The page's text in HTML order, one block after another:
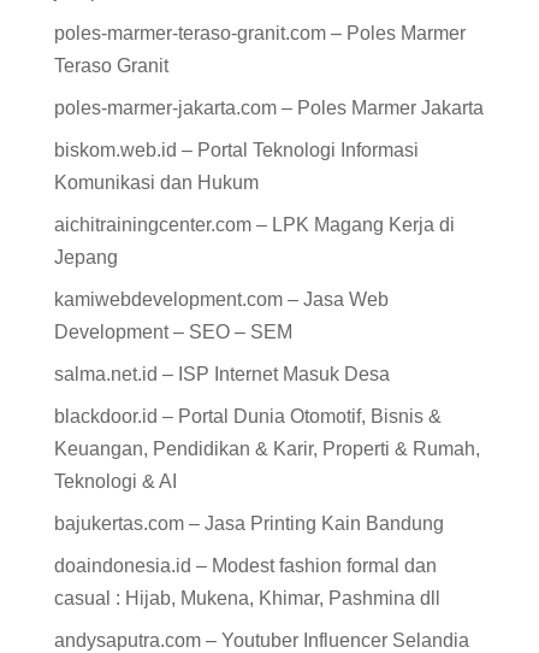
poles-marmer-teraso-granit.com – Poles Marmer
Teraso Granit
poles-marmer-jakarta.com – Poles Marmer Jakarta
biskom.web.id – Portal Teknologi Informasi
Komunikasi dan Hukum
aichitrainingcenter.com – LPK Magang Kerja di
Jepang
kamiwebdevelopment.com – Jasa Web
Development – SEO – SEM
salma.net.id – ISP Internet Masuk Desa
blackdoor.id – Portal Dunia Otomotif, Bisnis &
Keuangan, Pendidikan & Karir, Properti & Rumah,
Teknologi & AI
bajukertas.com – Jasa Printing Kain Bandung
doaindonesia.id – Modest fashion formal dan
casual : Hijab, Mukena, Khimar, Pashmina dll
andysaputra.com – Youtuber Influencer Selandia